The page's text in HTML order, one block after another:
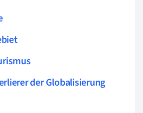
der Globalisierung